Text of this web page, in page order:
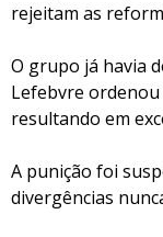
rejeitam as
O grupo já havia
Lefebvre
resultando em
A punição foi
divergências